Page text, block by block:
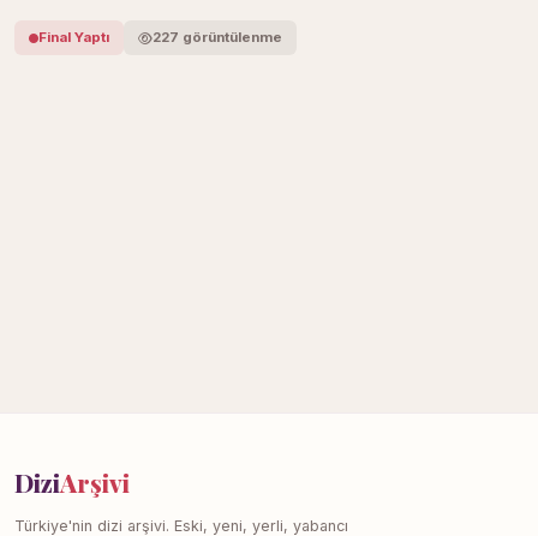
Final Yaptı 227 görüntülenme
DiziArşivi
Türkiye'nin dizi arşivi. Eski, yeni, yerli, yabancı